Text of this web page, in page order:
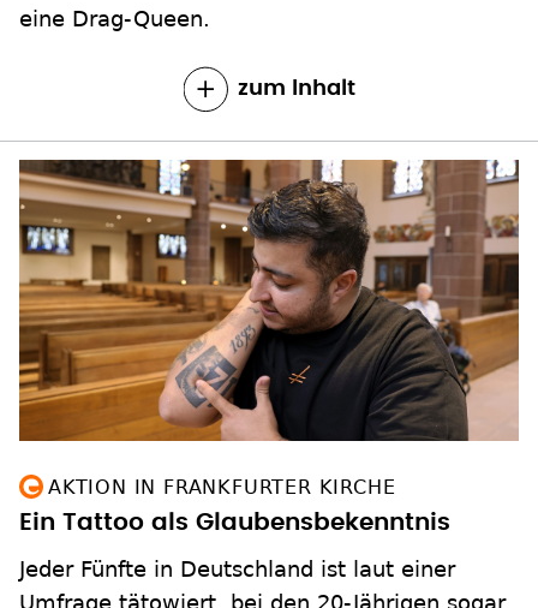
Ein Tattoo als Glaubensbekenntnis
Jeder Fünfte in Deutschland ist laut einer
Umfrage tätowiert, bei den 20-Jährigen sogar